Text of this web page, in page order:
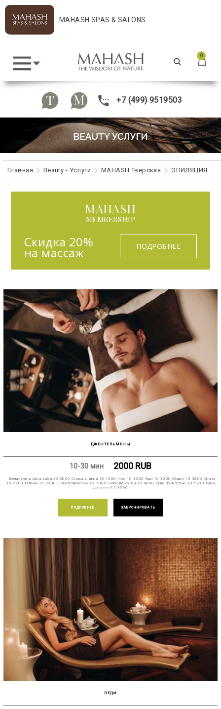
MAHASH SPAS & SALONS
0
+7 (499) 9519503
Главная Beauty - Услуги MAHASH Тверская ЭПИЛЯЦИЯ
MAHASH
MEMBERSHIP
Скидка 20%
на массаж ПОДРОБНЕЕ
ДЖЕНТЕЛЬМЕНЫ
10-30 мин 2000 RUB
Время (мин) Цена Шея 30 2000 Стороны лица 15 1300 Нос 10 1200 Уши 10 1200 Живот 15 2800 Спина
15 7200 Плечи 15 2000 Ноги полностью 45 7000 Ноги до колен 30 4000 Руки полностью 30 5200 Руки
до локтя 15 3000
ПОДРОБНЕЕ ЗАБРОНИРОВАТЬ
ЛЕДИ